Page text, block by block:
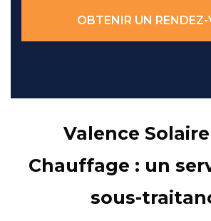
OBTENIR UN
Valence
Chauffage : un
sous-